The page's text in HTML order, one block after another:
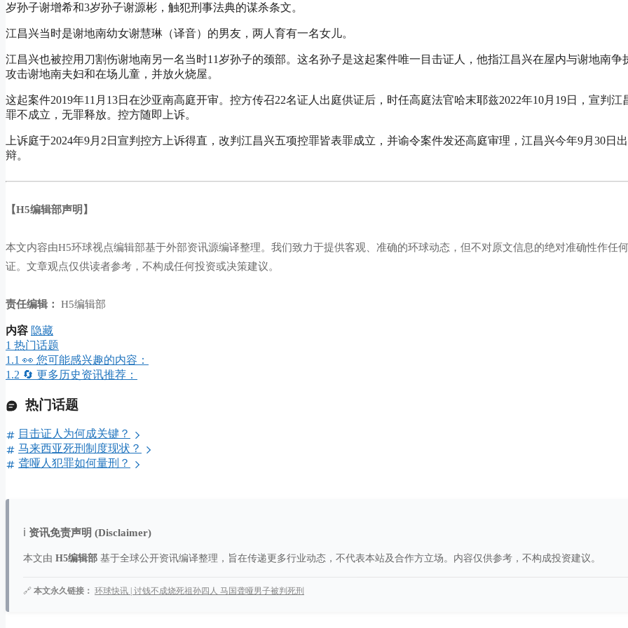
岁孙子谢增希和3岁孙子谢源彬，触犯刑事法典的谋杀条文。
江昌兴当时是谢地南幼女谢慧琳（译音）的男友，两人育有一名女儿。
江昌兴也被控用刀割伤谢地南另一名当时11岁孙子的颈部。这名孙子是这起案件唯一目击证人，他指江昌兴在屋内与谢地南争
攻击谢地南夫妇和在场儿童，并放火烧屋。
这起案件2019年11月13日在沙亚南高庭开审。控方传召22名证人出庭供证后，时任高庭法官哈末耶兹2022年10月19日，宣判江
罪不成立，无罪释放。控方随即上诉。
上诉庭于2024年9月2日宣判控方上诉得直，改判江昌兴五项控罪皆表罪成立，并谕令案件发还高庭审理，江昌兴今年9月30日
辩。
【H5编辑部声明】
本文内容由H5环球视点编辑部基于外部资讯源编译整理。我们致力于提供客观、准确的环球动态，但不对原文信息的绝对准确性作任
证。文章观点仅供读者参考，不构成任何投资或决策建议。
责任编辑： H5编辑部
内容 隐藏
1 热门话题
1.1 👀 您可能感兴趣的内容：
1.2 🔄 更多历史资讯推荐：
热门话题
目击证人为何成关键？
马来西亚死刑制度现状？
聋哑人犯罪如何量刑？
ℹ️ 资讯免责声明 (Disclaimer)
本文由 H5编辑部 基于全球公开资讯编译整理，旨在传递更多行业动态，不代表本站及合作方立场。内容仅供参考，不构成投资建议。
🔗 本文永久链接： 环球快讯 | 讨钱不成烧死祖孙四人 马国聋哑男子被判死刑